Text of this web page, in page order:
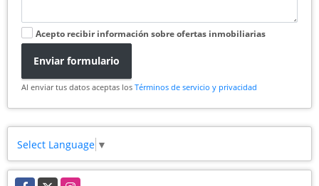
Acepto recibir información sobre ofertas inmobiliarias
Enviar formulario
Al enviar tus datos aceptas los Términos de servicio y privacidad
Select Language ▼